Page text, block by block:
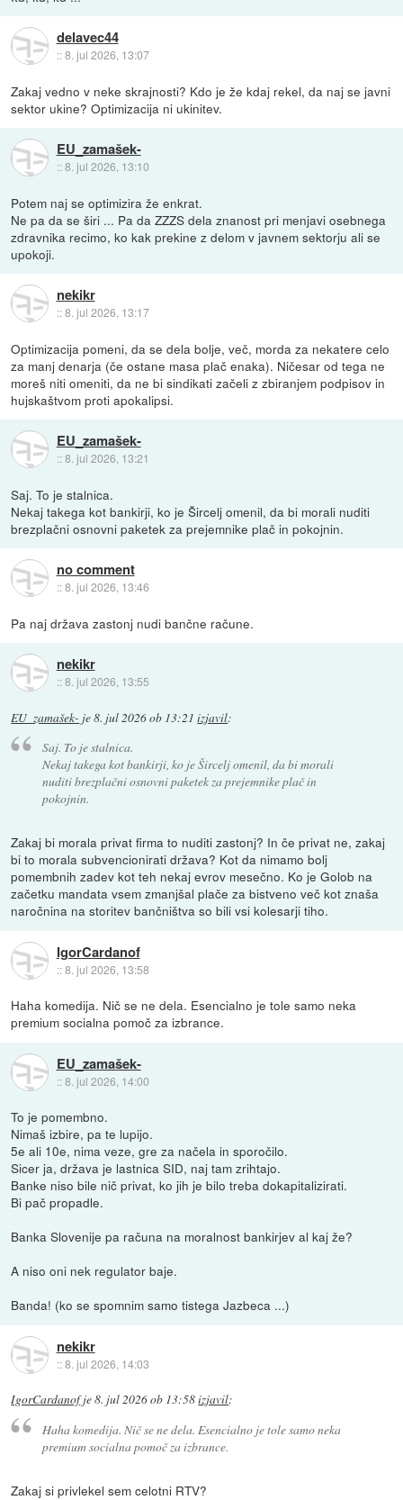
delavec44
::8. jul 2026, 13:07
Zakaj vedno v neke skrajnosti? Kdo je že kdaj rekel, da naj se javni
sektor ukine? Optimizacija ni ukinitev.
EU_zamašek-
::8. jul 2026, 13:10
Potem naj se optimizira že enkrat.
Ne pa da se širi ... Pa da ZZZS dela znanost pri menjavi osebnega
zdravnika recimo, ko kak prekine z delom v javnem sektorju ali se
upokoji.
nekikr
::8. jul 2026, 13:17
Optimizacija pomeni, da se dela bolje, več, morda za nekatere celo
za manj denarja (če ostane masa plač enaka). Ničesar od tega ne
moreš niti omeniti, da ne bi sindikati začeli z zbiranjem podpisov in
hujskaštvom proti apokalipsi.
EU_zamašek-
::8. jul 2026, 13:21
Saj. To je stalnica.
Nekaj takega kot bankirji, ko je Šircelj omenil, da bi morali nuditi
brezplačni osnovni paketek za prejemnike plač in pokojnin.
no comment
::8. jul 2026, 13:46
Pa naj država zastonj nudi bančne račune.
nekikr
::8. jul 2026, 13:55
EU_zamašek- je8. jul 2026 ob 13:21 izjavil:
Saj. To je stalnica.
Nekaj takega kot bankirji, ko je Šircelj omenil, da bi morali
nuditi brezplačni osnovni paketek za prejemnike plač in
pokojnin.
Zakaj bi morala privat firma to nuditi zastonj? In če privat ne, zakaj
bi to morala subvencionirati država? Kot da nimamo bolj
pomembnih zadev kot teh nekaj evrov mesečno. Ko je Golob na
začetku mandata vsem zmanjšal plače za bistveno več kot znaša
naročnina na storitev bančništva so bili vsi kolesarji tiho.
IgorCardanof
::8. jul 2026, 13:58
Haha komedija. Nič se ne dela. Esencialno je tole samo neka
premium socialna pomoč za izbrance.
EU_zamašek-
::8. jul 2026, 14:00
To je pomembno.
Nimaš izbire, pa te lupijo.
5e ali 10e, nima veze, gre za načela in sporočilo.
Sicer ja, država je lastnica SID, naj tam zrihtajo.
Banke niso bile nič privat, ko jih je bilo treba dokapitalizirati.
Bi pač propadle.
Banka Slovenije pa računa na moralnost bankirjev al kaj že?
A niso oni nek regulator baje.
Banda! (ko se spomnim samo tistega Jazbeca ...)
nekikr
::8. jul 2026, 14:03
IgorCardanofje8. jul 2026 ob 13:58izjavil:
Haha komedija. Nič se ne dela. Esencialno je tole samo neka
premium socialna pomoč za izbrance.
Zakaj si privlekel sem celotni RTV?